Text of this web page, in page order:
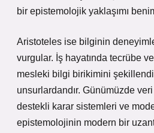
bir epistemolojik yaklaşımı
Aristoteles ise bilginin
vurgular. İş hayatında tecrübe ve
mesleki bilgi birikimini
unsurlardandır. Günümüzde
destekli karar sistemleri ve
epistemolojinin modern bir